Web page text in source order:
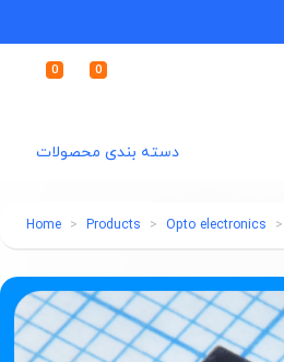
0 0
دسته بندی محصولات
Home Products Opto electronics